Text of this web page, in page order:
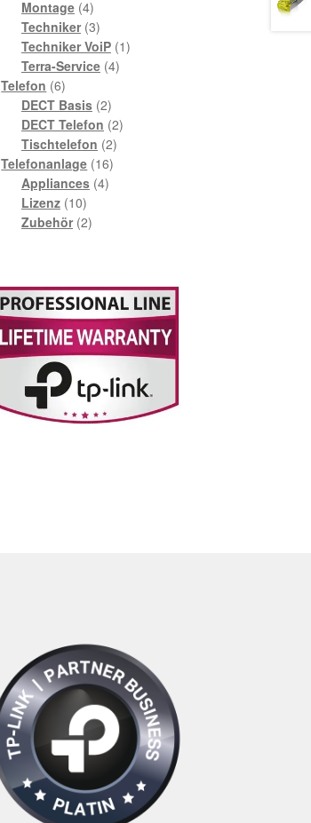
Produkte
Montage 44
Produkte
Techniker 33
Produkte
Techniker VoiP 11
Terra-Service 44
Telefon 66
Produkte
DECT Basis 22
Produkte
DECT Telefon 22
Tischtelefon 22
Produkte
Telefonanlage 1616
Appliances 44
Lizenz 1010
Produkte
Zubehör 22